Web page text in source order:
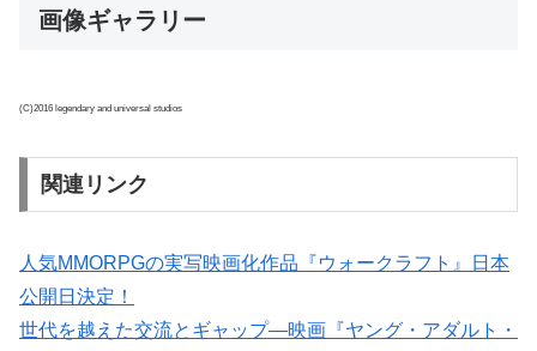
画像ギャラリー
(C)2016 legendary and universal studios
関連リンク
人気MMORPGの実写映画化作品『ウォークラフト』日本
公開日決定！
世代を越えた交流とギャップ―映画『ヤング・アダルト・